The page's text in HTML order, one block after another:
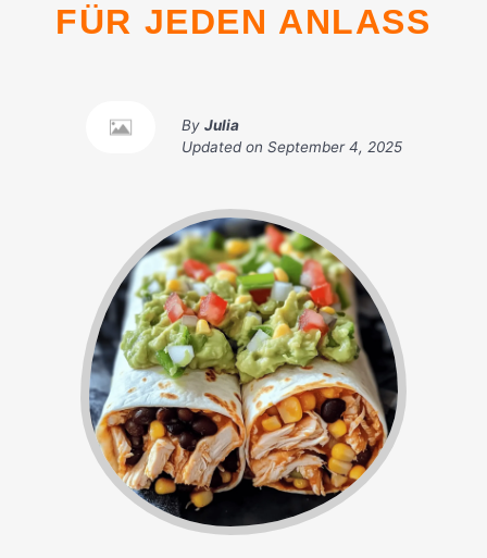
FÜR JEDEN ANLASS
By Julia
Updated on September 4, 2025